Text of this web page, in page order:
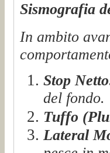
Sismografia
In ambito
Stop
del fondo.
Tuffo
Lateral